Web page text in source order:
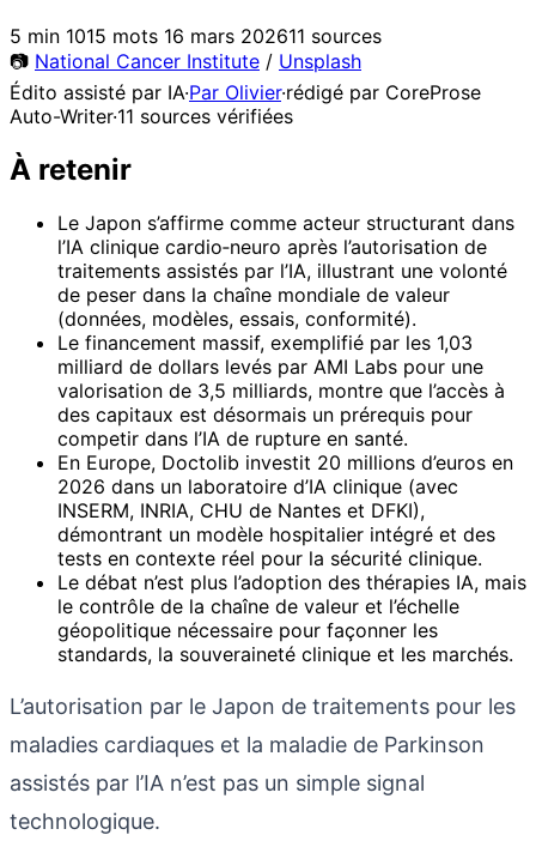
5 min 1015 mots 16 mars 202611 sources
📷 National Cancer Institute / Unsplash
Édito assisté par IA·Par Olivier·rédigé par CoreProse
Auto-Writer·11 sources vérifiées
À retenir
Le Japon s’affirme comme acteur structurant dans
l’IA clinique cardio‑neuro après l’autorisation de
traitements assistés par l’IA, illustrant une volonté
de peser dans la chaîne mondiale de valeur
(données, modèles, essais, conformité).
Le financement massif, exemplifié par les 1,03
milliard de dollars levés par AMI Labs pour une
valorisation de 3,5 milliards, montre que l’accès à
des capitaux est désormais un prérequis pour
competir dans l’IA de rupture en santé.
En Europe, Doctolib investit 20 millions d’euros en
2026 dans un laboratoire d’IA clinique (avec
INSERM, INRIA, CHU de Nantes et DFKI),
démontrant un modèle hospitalier intégré et des
tests en contexte réel pour la sécurité clinique.
Le débat n’est plus l’adoption des thérapies IA, mais
le contrôle de la chaîne de valeur et l’échelle
géopolitique nécessaire pour façonner les
standards, la souveraineté clinique et les marchés.
L’autorisation par le Japon de traitements pour les
maladies cardiaques et la maladie de Parkinson
assistés par l’IA n’est pas un simple signal
technologique.